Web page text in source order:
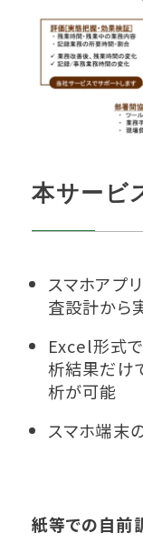
本サービ
スマホアプ
査設計から
Excel形式
析結果だけ
析が可能
スマホ端末
紙等での自前